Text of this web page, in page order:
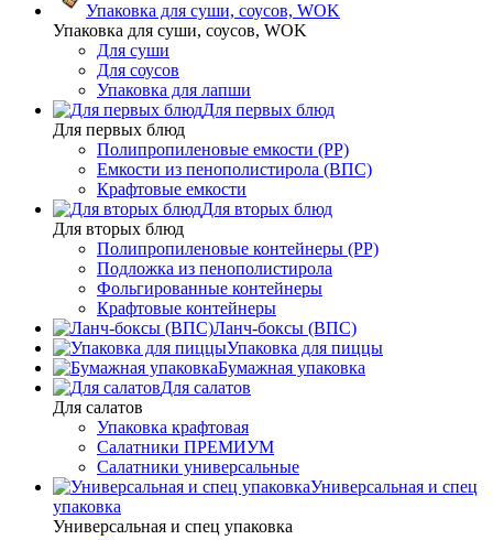
Упаковка для суши, соусов, WOK
Упаковка для суши, соусов, WOK
Для суши
Для соусов
Упаковка для лапши
Для первых блюд
Для первых блюд
Полипропиленовые емкости (PP)
Емкости из пенополистирола (ВПС)
Крафтовые емкости
Для вторых блюд
Для вторых блюд
Полипропиленовые контейнеры (PP)
Подложка из пенополистирола
Фольгированные контейнеры
Крафтовые контейнеры
Ланч-боксы (ВПС)
Упаковка для пиццы
Бумажная упаковка
Для салатов
Для салатов
Упаковка крафтовая
Салатники ПРЕМИУМ
Салатники универсальные
Универсальная и спец
упаковка
Универсальная и спец упаковка